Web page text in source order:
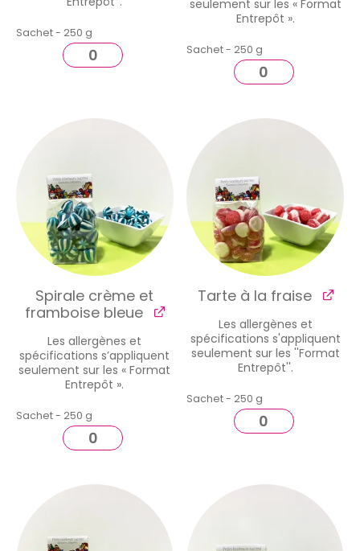
Sachet - 250 g
seulement sur les « Format
Entrepôt ».
Sachet - 250 g
Spirale crème et
framboise bleue
Les allergènes et
spécifications s’appliquent
seulement sur les « Format
Entrepôt ».
Sachet - 250 g
Tarte à la fraise
Les allergènes et
spécifications s'appliquent
seulement sur les ''Format
Entrepôt''.
Sachet - 250 g